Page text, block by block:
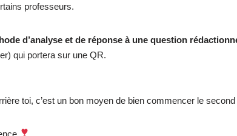
professeurs.
d’analyse et de réponse à une question
qui portera sur une QR.
toi, c’est un bon moyen de bien commencer le second